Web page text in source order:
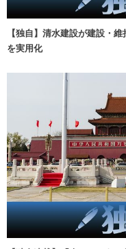
【独自】清水建設が建設・
を実用化